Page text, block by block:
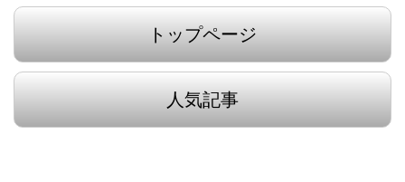
トップページ
人気記事